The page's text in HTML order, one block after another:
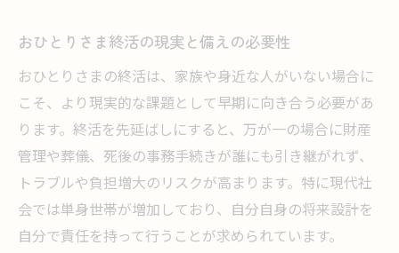
おひとりさま終活の現実と備えの必要性
おひとりさまの終活は、家族や身近な人がいない場合に
こそ、より現実的な課題として早期に向き合う必要があ
ります。終活を先延ばしにすると、万が一の場合に財産
管理や葬儀、死後の事務手続きが誰にも引き継がれず、
トラブルや負担増大のリスクが高まります。特に現代社
会では単身世帯が増加しており、自分自身の将来設計を
自分で責任を持って行うことが求められています。